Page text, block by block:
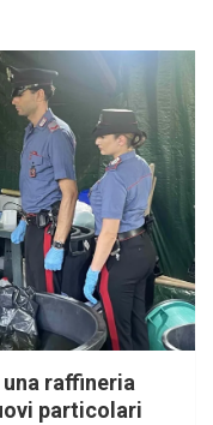
raffineria
particolari